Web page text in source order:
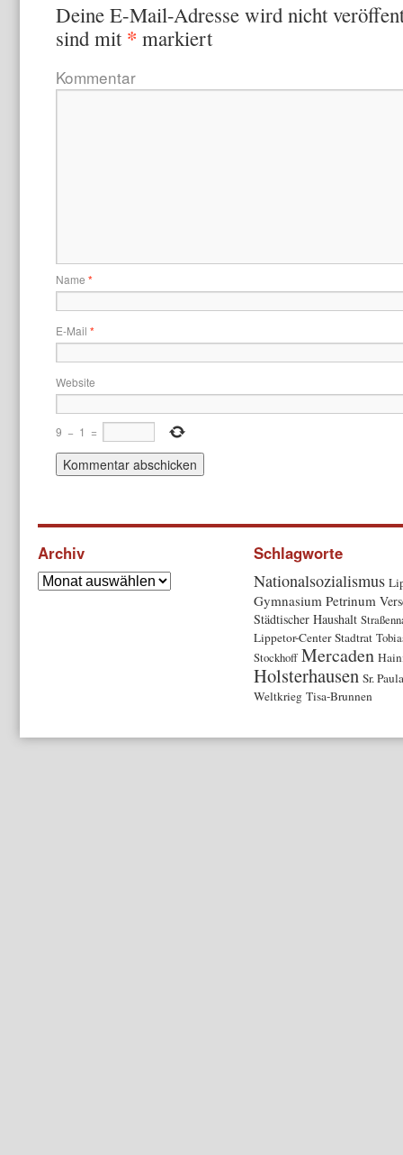
Deine E-Mail-Adresse wird nicht
sind mit * markiert
Kommentar
Name *
E-Mail *
Website
9 − 1 =
Archiv
Schlagworte
Nationalsozialismus
Gymnasium Petrinum
Städtischer Haushalt
Lippetor-Center Stadtrat
Stockhoff Mercaden
Holsterhausen Sr. Paula
Weltkrieg Tisa-Brunnen